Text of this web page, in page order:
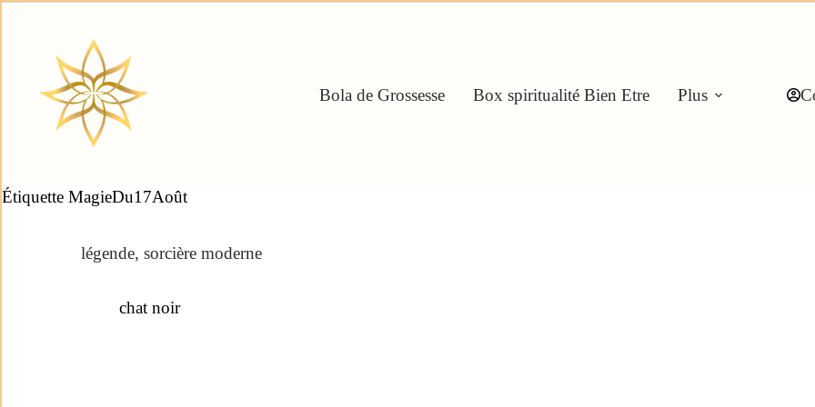
Bola de Grossesse Box spiritualité Bien Etre Plus
Étiquette MagieDu17Août
légende, sorcière moderne
chat noir